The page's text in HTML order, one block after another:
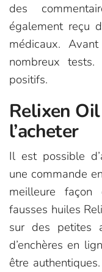
des
également reçu
médicaux.
nombreux
positifs.
Relixen
l’acheter
Il est possible
une commande
meilleure façon
fausses huiles
sur des petites
d’enchères en
être